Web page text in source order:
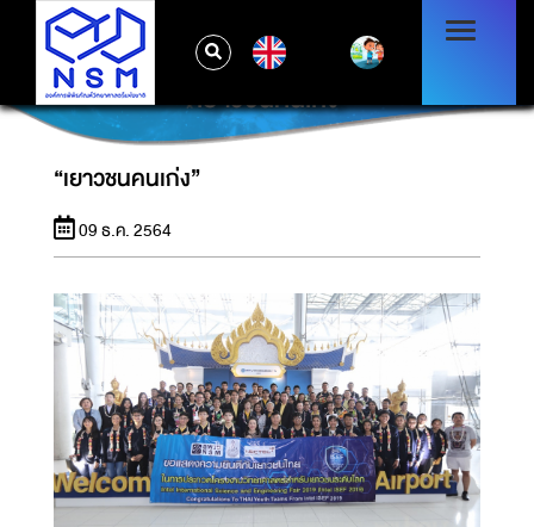
“เยาวชนคนเก่ง”
“เยาวชนคนเก่ง”
09 ธ.ค. 2564